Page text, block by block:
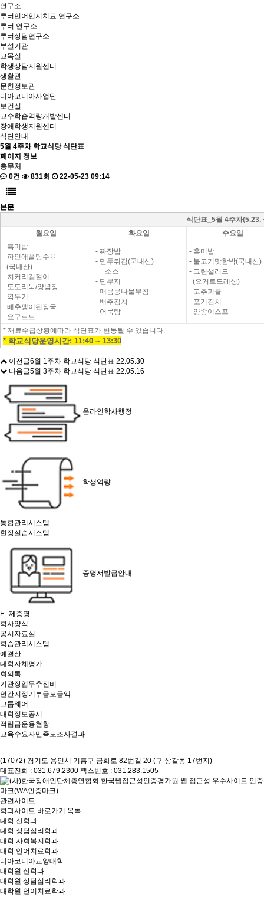
연구소
루터언어인지치료 연구소
루터 연구소
루터상담연구소
부설기관
교목실
학생상담지원센터
생활관
문헌정보관
디아코니아사업단
보건실
교수학습역량개발센터
장애학생지원센터
식단안내
5월 4주차 학교식당 식단표
페이지 정보
총무처
0건
831회 22-05-23 09:14
본문
식단표_5월 4주차(5.23.
월요일
화요일
수요일
- 흑미밥
- 파인애플탕수육
(국내산)
- 치커리겉절이
- 도토리묵/양념장
- 깍두기
- 배추팽이된장국
- 요구르트
- 짜장밥
- 만두튀김(국내산)
+소스
- 단무지
- 매콤콩나물무침
- 배추김치
- 어묵탕
- 흑미밥
- 불고기맛함박(국내산)
- 그린샐러드
(요거트드레싱)
- 고추피클
- 포기김치
- 양송이스프
* 재료수급상황에따라 식단표가 변동될 수 있습니다.
* 학교식당운영시간: 11:40 ~ 13:30
이전글6월 1주차 학교식당 식단표 22.05.30
다음글5월 3주차 학교식당 식단표 22.05.16
온라인학사행정
학생역량
통합관리시스템
현장실습시스템
증명서발급안내
E- 제증명
학사양식
공시자료실
학습관리시스템
예결산
대학자체평가
회의록
기관장업무추진비
연간지정기부금모금액
그룹웨어
대학정보공시
적립금운용현황
교육수요자만족도조사결과
(17072) 경기도 용인시 기흥구 금화로 82번길 20 (구 상갈동 17번지)
대표전화 : 031.679.2300 팩스번호 : 031.283.1505
관련사이트
학과사이트 바로가기 목록
대학 신학과
대학 상담심리학과
대학 사회복지학과
대학 언어치료학과
디아코니아교양대학
대학원 신학과
대학원 상담심리학과
대학원 언어치료학과